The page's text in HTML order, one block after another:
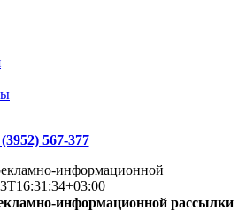
567-377
информационной
информационной рассылки